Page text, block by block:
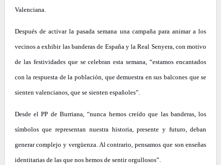
Valenciana.
Después de activar la pasada semana una campaña para animar a los
vecinos a exhibir las banderas de España y la Real Senyera, con motivo
de las festividades que se celebran esta semana, “estamos encantados
con la respuesta de la población, que demuestra en sus balcones que se
sienten valencianos, que se sienten españoles”.
Desde el PP de Burriana, “nunca hemos creído que las banderas, los
símbolos que representan nuestra historia, presente y futuro, deban
generar complejo y vergüenza. Al contrario, pensamos que son enseñas
identitarias de las que nos hemos de sentir orgullosos”.